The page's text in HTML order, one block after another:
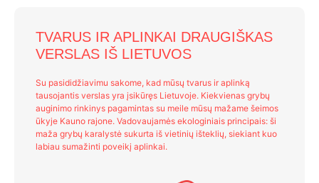
TVARUS IR APLINKAI DRAUGIŠKAS
VERSLAS IŠ LIETUVOS
Su pasididžiavimu sakome, kad mūsų tvarus ir aplinką
tausojantis verslas yra įsikūręs Lietuvoje. Kiekvienas grybų
auginimo rinkinys pagamintas su meile mūsų mažame šeimos
ūkyje Kauno rajone. Vadovaujamės ekologiniais principais: ši
maža grybų karalystė sukurta iš vietinių išteklių, siekiant kuo
labiau sumažinti poveikį aplinkai.